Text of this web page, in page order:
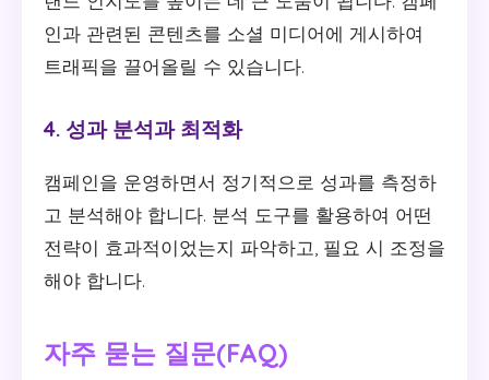
인과 관련된 콘텐츠를 소셜 미디어에 게시하여
트래픽을 끌어올릴 수 있습니다.
4. 성과 분석과 최적화
캠페인을 운영하면서 정기적으로 성과를 측정하
고 분석해야 합니다. 분석 도구를 활용하여 어떤
전략이 효과적이었는지 파악하고, 필요 시 조정을
해야 합니다.
자주 묻는 질문(FAQ)